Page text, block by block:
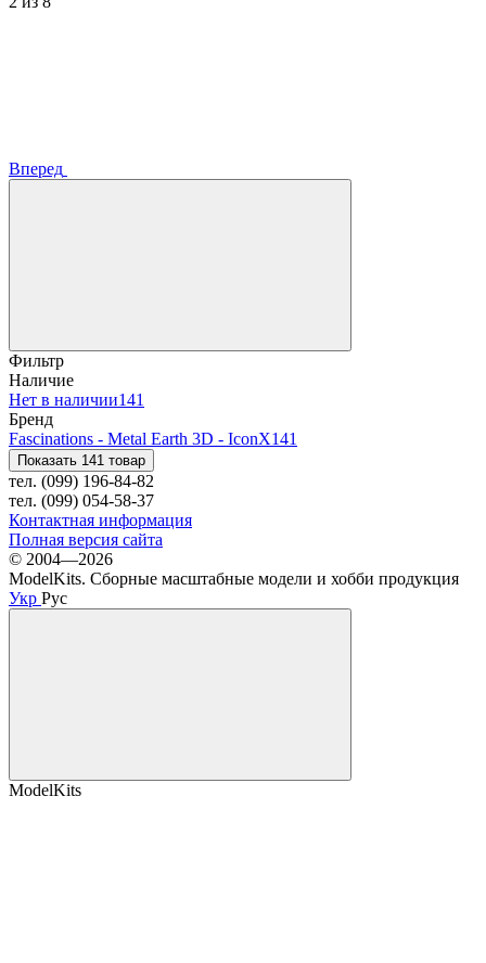
Вперед
Фильтр
Наличие
Нет в наличии141
Бренд
Fascinations - Metal Earth 3D - IconX141
Показать 141 товар
тел. (099) 196-84-82
тел. (099) 054-58-37
Контактная информация
Полная версия сайта
© 2004—2026
ModelKits. Сборные масштабные модели и хобби продукция
Укр Рус
ModelKits